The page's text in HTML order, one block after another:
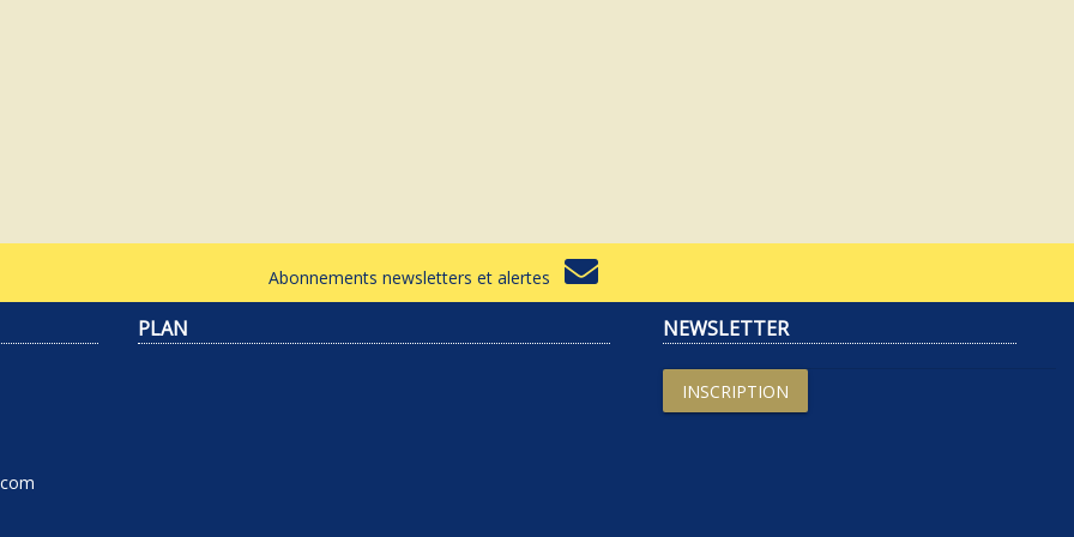
Abonnements newsletters et alertes
PLAN NEWSLETTER
INSCRIPTION